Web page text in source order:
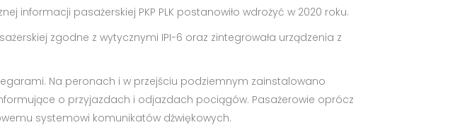
informacji pasażerskiej PKP PLK postanowiło wdrożyć w 2020 roku.
zgodne z wytycznymi IPI-6 oraz zintegrowała urządzenia z
Na peronach i w przejściu podziemnym zainstalowano
o przyjazdach i odjazdach pociągów. Pasażerowie oprócz
systemowi komunikatów dźwiękowych.